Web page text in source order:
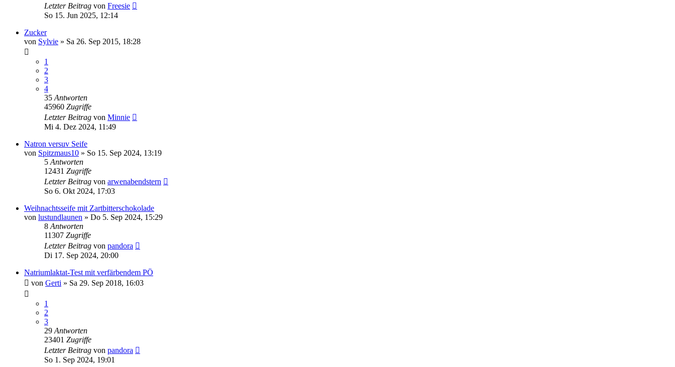
Letzter Beitrag von Freesie
So 15. Jun 2025, 12:14
Zucker
von Sylvie » Sa 26. Sep 2015, 18:28
1
2
3
4
35 Antworten
45960 Zugriffe
Letzter Beitrag von Minnie
Mi 4. Dez 2024, 11:49
Natron versuv Seife
von Spitzmaus10 » So 15. Sep 2024, 13:19
5 Antworten
12431 Zugriffe
Letzter Beitrag von arwenabendstern
So 6. Okt 2024, 17:03
Weihnachtsseife mit Zartbitterschokolade
von lustundlaunen » Do 5. Sep 2024, 15:29
8 Antworten
11307 Zugriffe
Letzter Beitrag von pandora
Di 17. Sep 2024, 20:00
Natriumlaktat-Test mit verfärbendem PÖ
von Gerti » Sa 29. Sep 2018, 16:03
1
2
3
29 Antworten
23401 Zugriffe
Letzter Beitrag von pandora
So 1. Sep 2024, 19:01